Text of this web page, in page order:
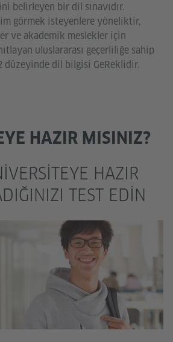
belirleyen bir dil sınavıdır.
görmek isteyenlere yöneliktir,
ve akademik meslekler için
uluslararası geçerliliğe sahip
düzeyinde dil bilgisi GeReklidir.
HAZIR MISINIZ?
HAZIR
TEST EDIN